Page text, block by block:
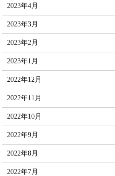
2023年4月
2023年3月
2023年2月
2023年1月
2022年12月
2022年11月
2022年10月
2022年9月
2022年8月
2022年7月